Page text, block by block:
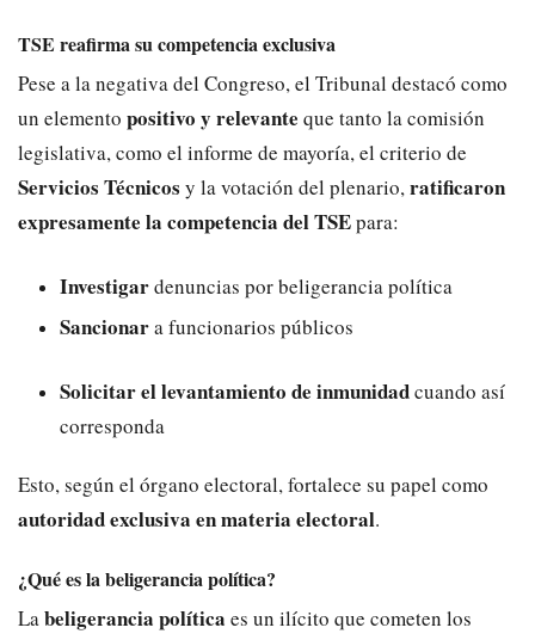
TSE reafirma su competencia exclusiva
Pese a la negativa del Congreso, el Tribunal destacó como
un elemento positivo y relevante que tanto la comisión
legislativa, como el informe de mayoría, el criterio de
Servicios Técnicos y la votación del plenario,ratificaron
expresamente la competencia del TSEpara:
Investigardenuncias por beligerancia política
Sancionara funcionarios públicos
Solicitar el levantamiento de inmunidadcuando así
corresponda
Esto, según el órgano electoral, fortalece su papel como
autoridad exclusiva en materia electoral.
¿Qué es la beligerancia política?
Labeligerancia política es un ilícito que cometen los